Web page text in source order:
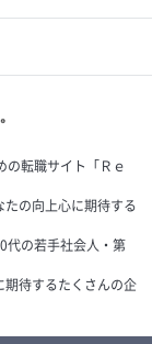
の転職サイト「Ｒｅ
の向上心に期待する
代の若手社会人・第
待するたくさんの企